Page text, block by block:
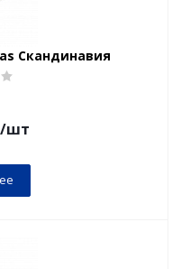
Скандинавия
/шт